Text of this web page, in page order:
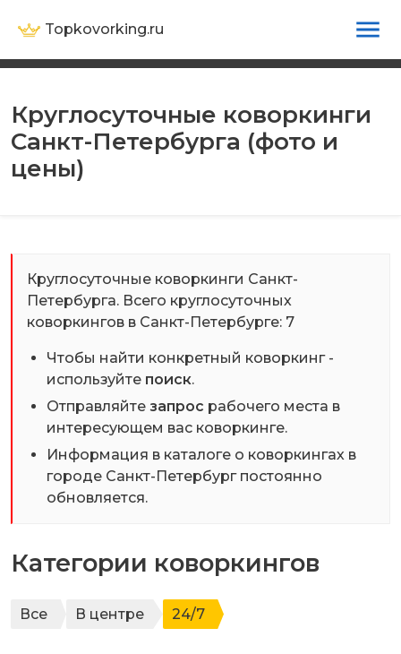
Topkovorking.ru
Круглосуточные коворкинги
Санкт-Петербурга (фото и
цены)
Круглосуточные коворкинги Санкт-
Петербурга. Всего круглосуточных
коворкингов в Санкт-Петербурге: 7
Чтобы найти конкретный коворкинг -
используйте поиск.
Отправляйте запрос рабочего места в
интересующем вас коворкинге.
Информация в каталоге о коворкингах в
городе Санкт-Петербург постоянно
обновляется.
Категории коворкингов
Все В центре 24/7